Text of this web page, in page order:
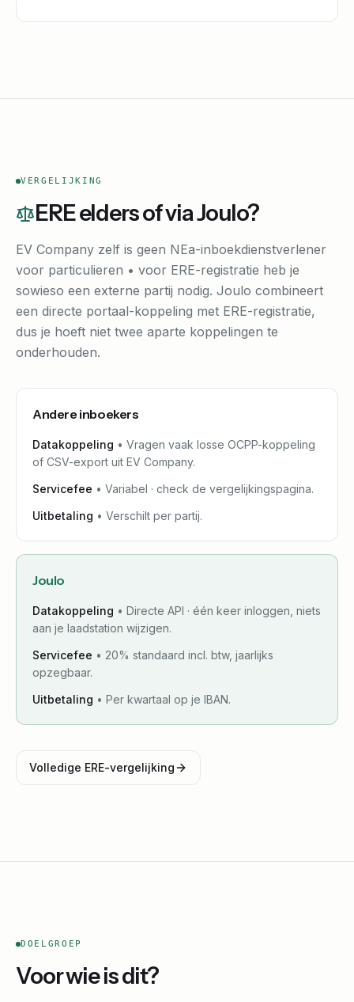
VERGELIJKING
ERE elders of via Joulo?
EV Company zelf is geen NEa-inboekdienstverlener
voor particulieren • voor ERE-registratie heb je
sowieso een externe partij nodig. Joulo combineert
een directe portaal-koppeling met ERE-registratie,
dus je hoeft niet twee aparte koppelingen te
onderhouden.
Andere inboekers
Datakoppeling • Vragen vaak losse OCPP-koppeling
of CSV-export uit EV Company.
Servicefee • Variabel · check de vergelijkingspagina.
Uitbetaling • Verschilt per partij.
Joulo
Datakoppeling • Directe API · één keer inloggen, niets
aan je laadstation wijzigen.
Servicefee • 20% standaard incl. btw, jaarlijks
opzegbaar.
Uitbetaling • Per kwartaal op je IBAN.
Volledige ERE-vergelijking
DOELGROEP
Voor wie is dit?